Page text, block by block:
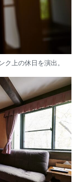
ク上の休日を演出。